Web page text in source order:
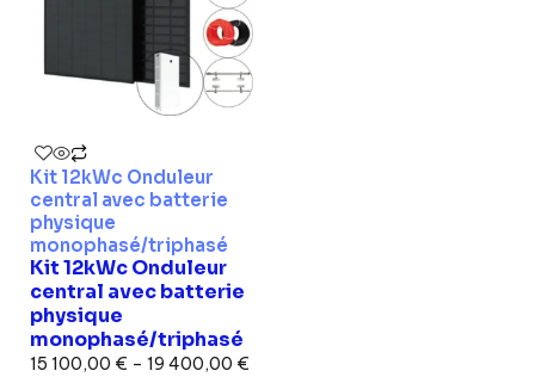
Kit 12kWc Onduleur
central avec batterie
physique
monophasé/triphasé
Kit 12kWc Onduleur
central avec batterie
physique
monophasé/triphasé
15 100,00 € – 19 400,00 €